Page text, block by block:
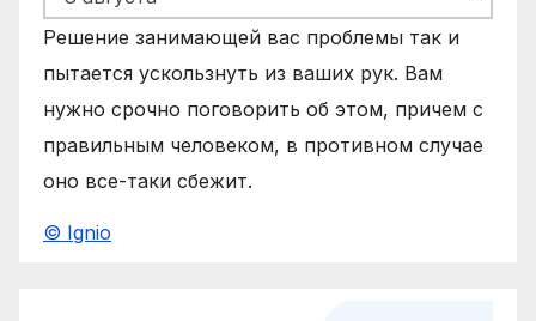
Решение занимающей вас проблемы так и
пытается ускользнуть из ваших рук. Вам
нужно срочно поговорить об этом, причем с
правильным человеком, в противном случае
оно все-таки сбежит.
© Ignio